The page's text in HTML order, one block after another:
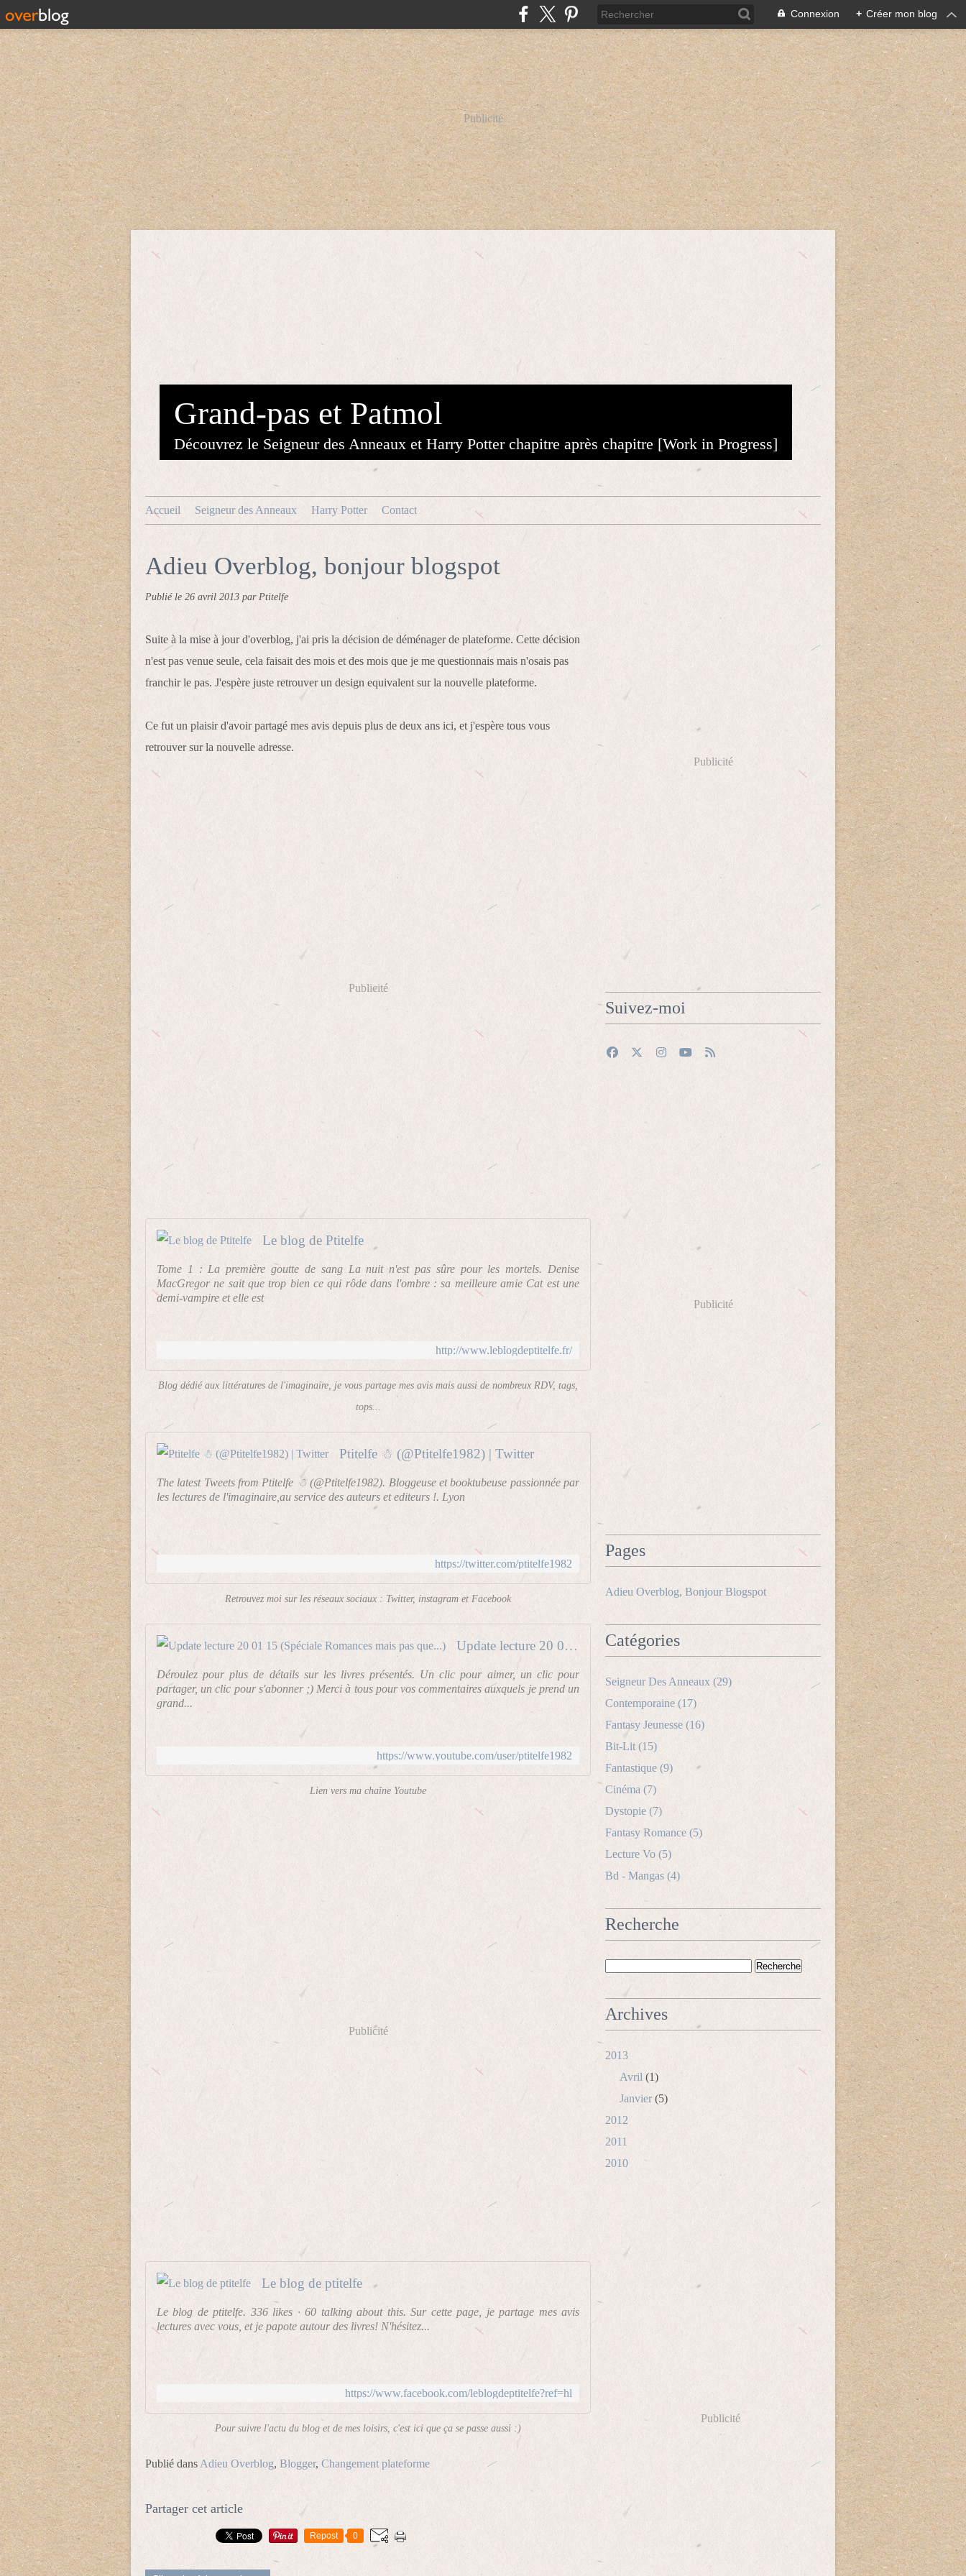
Connexion + Créer mon blog
Publicité
Grand-pas et Patmol
Découvrez le Seigneur des Anneaux et Harry Potter chapitre après chapitre [Work in Progress]
Accueil Seigneur des Anneaux Harry Potter Contact
Adieu Overblog, bonjour blogspot
Publié le 26 avril 2013 par Ptitelfe
Suite à la mise à jour d'overblog, j'ai pris la décision de déménager de plateforme. Cette décision
n'est pas venue seule, cela faisait des mois et des mois que je me questionnais mais n'osais pas
franchir le pas. J'espère juste retrouver un design equivalent sur la nouvelle plateforme.
Ce fut un plaisir d'avoir partagé mes avis depuis plus de deux ans ici, et j'espère tous vous
retrouver sur la nouvelle adresse.
Publicité
Le blog de Ptitelfe
Tome 1 : La première goutte de sang La nuit n'est pas sûre pour les mortels. Denise
MacGregor ne sait que trop bien ce qui rôde dans l'ombre : sa meilleure amie Cat est une
demi-vampire et elle est
http://www.leblogdeptitelfe.fr/
Blog dédié aux littératures de l'imaginaire, je vous partage mes avis mais aussi de nombreux RDV, tags,
tops...
Ptitelfe ☃ (@Ptitelfe1982) | Twitter
The latest Tweets from Ptitelfe ☃ (@Ptitelfe1982). Bloggeuse et booktubeuse passionnée par
les lectures de l'imaginaire,au service des auteurs et editeurs !. Lyon
https://twitter.com/ptitelfe1982
Retrouvez moi sur les réseaux sociaux : Twitter, instagram et Facebook
Update lecture 20 01 15 (Spéciale Romances mais pas que...)
Déroulez pour plus de détails sur les livres présentés. Un clic pour aimer, un clic pour
partager, un clic pour s'abonner ;) Merci à tous pour vos commentaires auxquels je prend un
grand...
https://www.youtube.com/user/ptitelfe1982
Lien vers ma chaîne Youtube
Publicité
Le blog de ptitelfe
Le blog de ptitelfe. 336 likes · 60 talking about this. Sur cette page, je partage mes avis
lectures avec vous, et je papote autour des livres! N'hésitez...
https://www.facebook.com/leblogdeptitelfe?ref=hl
Pour suivre l'actu du blog et de mes loisirs, c'est ici que ça se passe aussi :)
Publié dans Adieu Overblog, Blogger, Changement plateforme
Partager cet article
Repost 0
Publicité
Suivez-moi
Publicité
Pages
Adieu Overblog, Bonjour Blogspot
Catégories
Seigneur Des Anneaux (29)
Contemporaine (17)
Fantasy Jeunesse (16)
Bit-Lit (15)
Fantastique (9)
Cinéma (7)
Dystopie (7)
Fantasy Romance (5)
Lecture Vo (5)
Bd - Mangas (4)
Recherche
Archives
2013
Avril (1)
Janvier (5)
2012
2011
2010
Publicité